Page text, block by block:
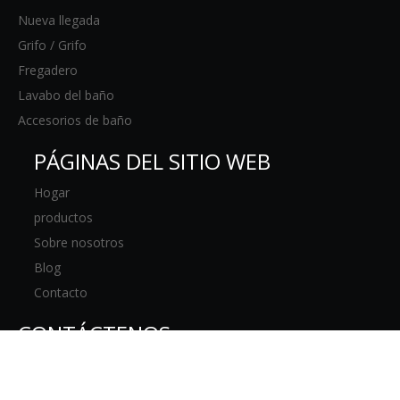
Nueva llegada
Grifo / Grifo
Fregadero
Lavabo del baño
Accesorios de baño
PÁGINAS DEL SITIO WEB
Hogar
productos
Sobre nosotros
Blog
Contacto
CONTÁCTENOS